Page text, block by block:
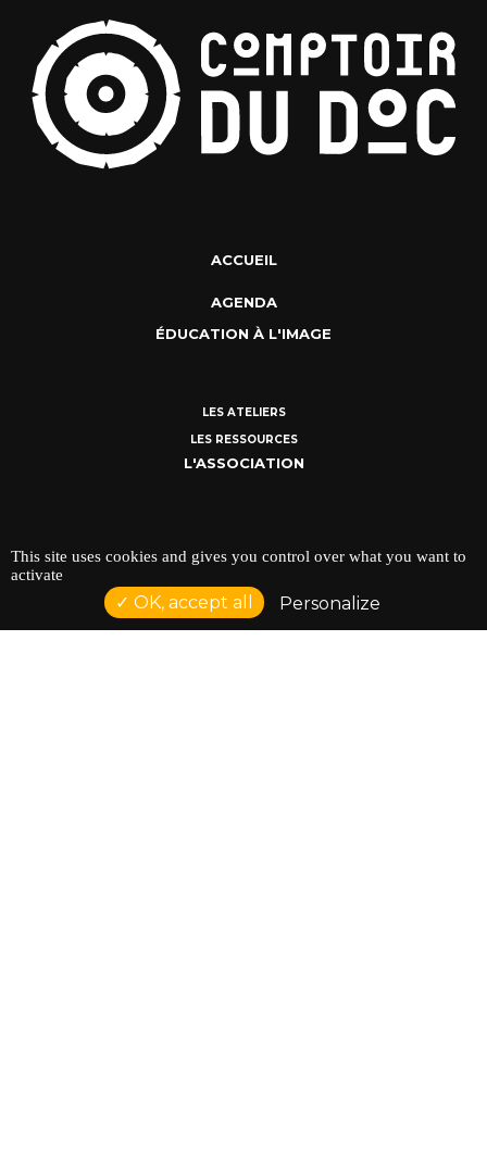
ACCUEIL
AGENDA
ÉDUCATION À L'IMAGE
LES ATELIERS
LES RESSOURCES
L'ASSOCIATION
ADHÉRER
VIDÉOTHÈQUE
ACTUALITÉS
This site uses cookies and gives you control over what you want to
activate
OK, accept all Personalize